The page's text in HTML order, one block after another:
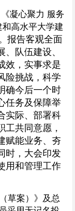
凝心聚力 服务
和高水平大学建
报告客观全面
队伍建设、
效，实事求是
险挑战，科学
确今后一个时
任务及保障举
实际、部署科
工共同意愿，
赋能业务、夯
时，大会印发
用和管理工作
草案）》及总